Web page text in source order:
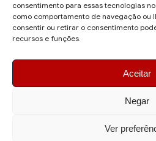
consentimento para essas tecnologias
como comportamento de navegação ou
consentir ou retirar o consentimento
recursos e funções.
Aceitar
Negar
Ver
Sugestões de Pauta:
ronaldo.valentim150@gmail.com
© 2026 AquiAgora - Todos os direitos